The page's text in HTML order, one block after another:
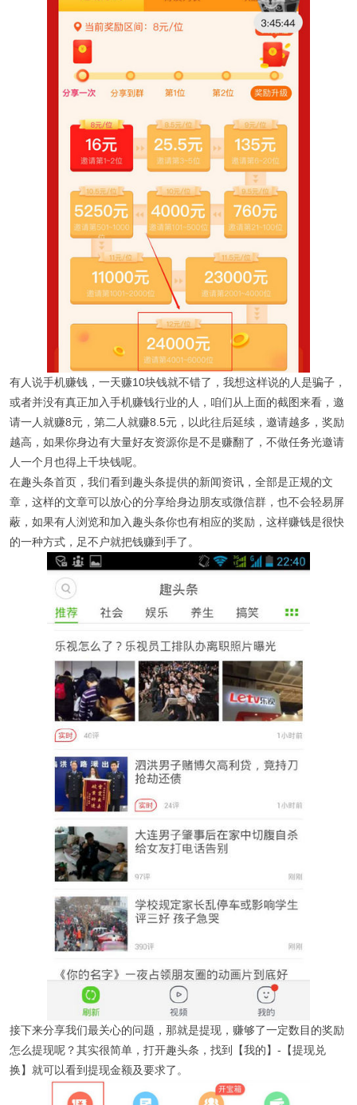
有人说手机赚钱，一天赚10块钱就不错了，我想这样说的人是骗子，
或者并没有真正加入手机赚钱行业的人，咱们从上面的截图来看，邀
请一人就赚8元，第二人就赚8.5元，以此往后延续，邀请越多，奖励
越高，如果你身边有大量好友资源你是不是赚翻了，不做任务光邀请
人一个月也得上千块钱呢。
在趣头条首页，我们看到趣头条提供的新闻资讯，全部是正规的文
章，这样的文章可以放心的分享给身边朋友或微信群，也不会轻易屏
蔽，如果有人浏览和加入趣头条你也有相应的奖励，这样赚钱是很快
的一种方式，足不户就把钱赚到手了。
接下来分享我们最关心的问题，那就是提现，赚够了一定数目的奖励
怎么提现呢？其实很简单，打开趣头条，找到【我的】-【提现兑
换】就可以看到提现金额及要求了。